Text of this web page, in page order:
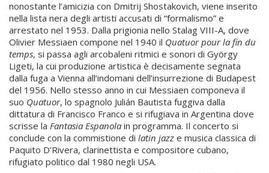
nonostante l’amicizia con Dmitrij Shostakovich, viene inserito
nella lista nera degli artisti accusati di “formalismo” e
arrestato nel 1953. Dalla prigionia nello Stalag VIII-A, dove
Olivier Messiaen compone nel 1940 il Quatuor pour la fin du
temps, si passa agli arcobaleni ritmici e sonori di György
Ligeti, la cui produzione artistica è decisamente segnata
dalla fuga a Vienna all’indomani dell’insurrezione di Budapest
del 1956. Nello stesso anno in cui Messiaen componeva il
suo Quatuor, lo spagnolo Julián Bautista fuggiva dalla
dittatura di Francisco Franco e si rifugiava in Argentina dove
scrisse la Fantasia Espanola in programma. Il concerto si
conclude con la commistione di latin jazz e musica classica di
Paquito D’Rivera, clarinettista e compositore cubano,
rifugiato politico dal 1980 negli USA.